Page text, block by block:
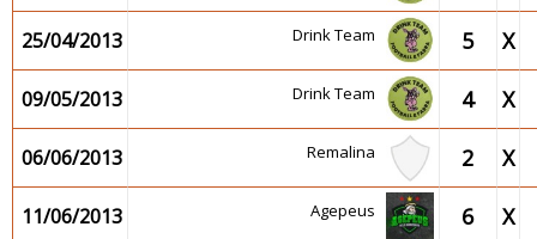
25/04/2013 Drink Team 5 X
09/05/2013 Drink Team 4 X
06/06/2013 Remalina 2 X
11/06/2013 Agepeus 6 X